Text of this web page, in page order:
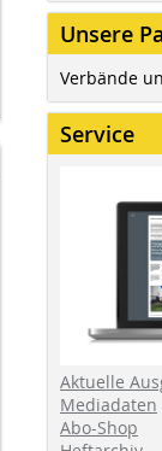
Unsere
Verbände
Service
Aktuelle
Mediadaten
Abo-Shop